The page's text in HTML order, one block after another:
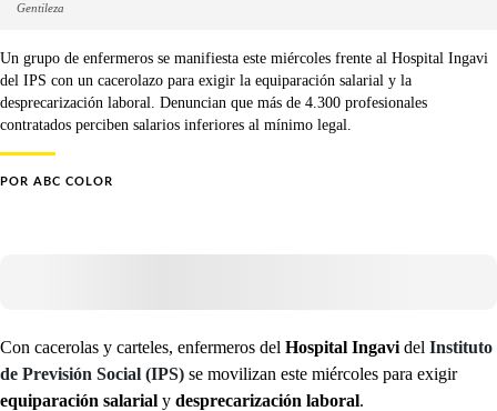
Gentileza
Un grupo de enfermeros se manifiesta este miércoles frente al Hospital Ingavi
del IPS con un cacerolazo para exigir la equiparación salarial y la
desprecarización laboral. Denuncian que más de 4.300 profesionales
contratados perciben salarios inferiores al mínimo legal.
POR ABC COLOR
Con cacerolas y carteles, enfermeros del Hospital Ingavi del Instituto
de Previsión Social (IPS) se movilizan este miércoles para exigir
equiparación salarial y desprecarización laboral.